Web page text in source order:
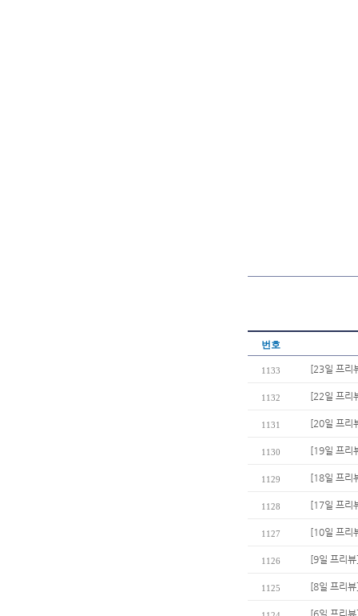
번호
1133 [23일 프리
1132 [22일 프리
1131 [20일 프리
1130 [19일 프리
1129 [18일 프리
1128 [17일 프리
1127 [10일 프리
1126 [9일 프리
1125 [8일 프리
[6일 프리